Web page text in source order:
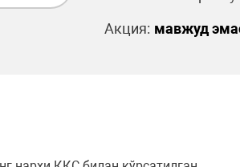
Акция: мавжуд